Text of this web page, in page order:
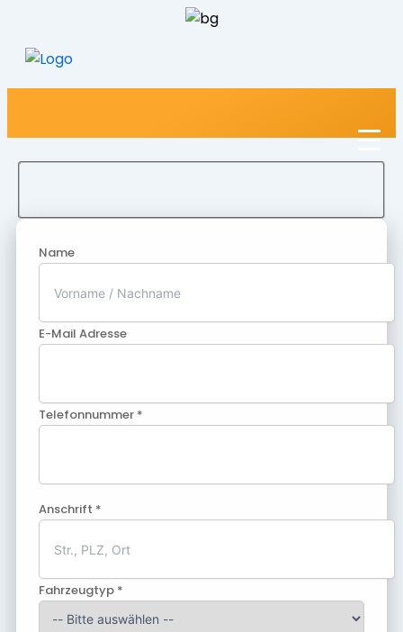
Name
E-Mail Adresse
Telefonnummer *
Anschrift *
Fahrzeugtyp *